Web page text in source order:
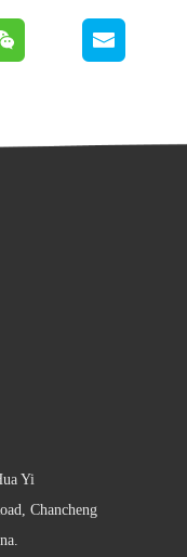
Yi
Chancheng